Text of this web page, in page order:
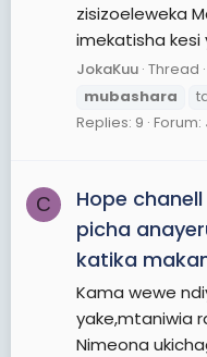
zisizoeleweka
imekatisha kesi
JokaKuu Thread
mubashara
Replies: 9 Forum:
C
Hope
picha
katika
Kama wewe
yake,mtaniwia
Nimeona